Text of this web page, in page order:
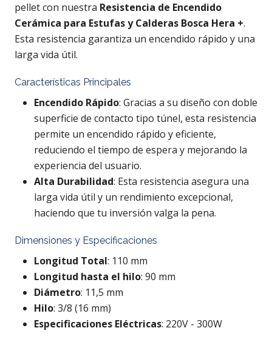
pellet con nuestra Resistencia de Encendido
Cerámica para Estufas y Calderas Bosca Hera +.
Esta resistencia garantiza un encendido rápido y una
larga vida útil.
Características Principales
Encendido Rápido: Gracias a su diseño con doble
superficie de contacto tipo túnel, esta resistencia
permite un encendido rápido y eficiente,
reduciendo el tiempo de espera y mejorando la
experiencia del usuario.
Alta Durabilidad: Esta resistencia asegura una
larga vida útil y un rendimiento excepcional,
haciendo que tu inversión valga la pena.
Dimensiones y Especificaciones
Longitud Total: 110 mm
Longitud hasta el hilo: 90 mm
Diámetro: 11,5 mm
Hilo: 3/8 (16 mm)
Especificaciones Eléctricas: 220V - 300W